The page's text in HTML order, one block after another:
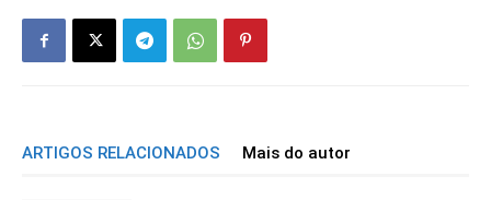
ARTIGOS RELACIONADOS Mais do autor